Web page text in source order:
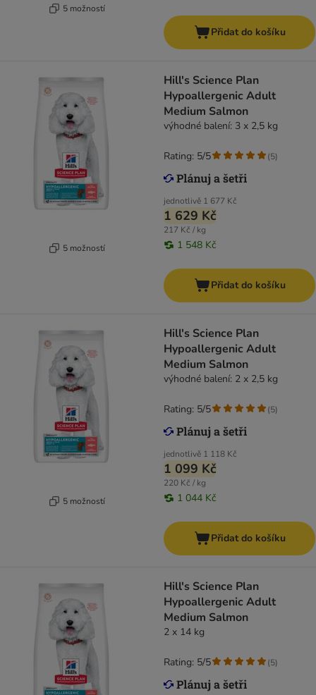
5 možností
Přidat do košíku
5 možností
Hill's Science Plan
Hypoallergenic Adult
Medium Salmon
výhodné balení: 3 x 2,5 kg
jednotlivě 1 677 Kč
1 629 Kč
217 Kč / kg
1 548 Kč
Rating: 5/5 (5)
Přidat do košíku
5 možností
Hill's Science Plan
Hypoallergenic Adult
Medium Salmon
výhodné balení: 2 x 2,5 kg
jednotlivě 1 118 Kč
1 099 Kč
220 Kč / kg
1 044 Kč
Rating: 5/5 (5)
Přidat do košíku
Hill's Science Plan
Hypoallergenic Adult
Medium Salmon
2 x 14 kg
Rating: 5/5 (5)